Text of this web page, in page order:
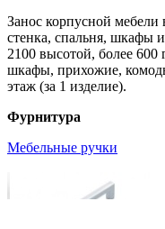
Занос корпусной мебели
стенка, спальня, шкафы
2100 высотой, более
шкафы, прихожие,
этаж (за 1 изделие).
Фурнитура
Мебельные ручки